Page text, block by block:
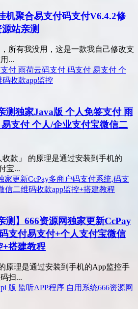
机聚合易支付码支付V6.4.2修
站亲测
所有我没用，这是一款我自己修改支
...
测独家Java版 个人免签支付 雨
支付 个人/企业支付宝微信二
收款」 的原理是通过安装到手机的
宝...
测】666资源网独家更新CcPay
支付易支付+个人支付宝微信
+搭建教程
原理是通过安装到手机的App监控手
扫...